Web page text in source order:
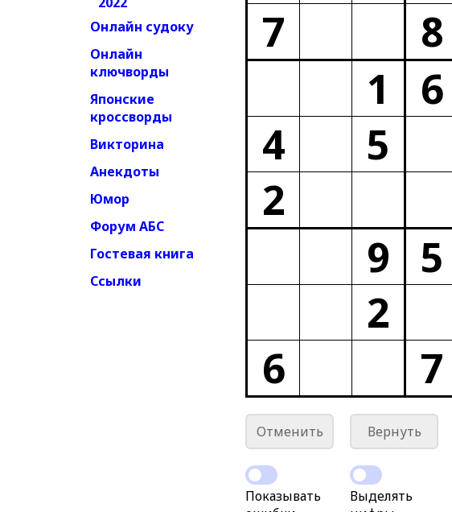
Онлайн судоку
Онлайн
ключворды
Японские
кроссворды
Викторина
Анекдоты
Юмор
Форум АБС
Гостевая книга
Ссылки
7
8
1
6
4
5
2
9
5
2
6
7
Отменить Вернуть
Показывать
Выделять